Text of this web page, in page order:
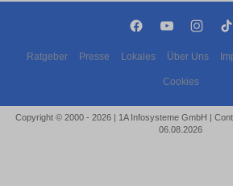
Ratgeber Presse Lokales Über Uns
Cookies
Copyright © 2000 - 2026 | 1A Infosysteme GmbH |
06.08.2026